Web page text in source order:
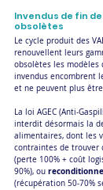
Invendus de fin
obsolètes
Le cycle produit des
renouvellent leurs
obsolètes les modèles
invendus encombrent
et ne peuvent plus
La loi AGEC (Anti-
interdit désormais la
alimentaires, dont les
contraintes de trouver
(perte 100% + coût
90%), ou
(récupération 50-70%